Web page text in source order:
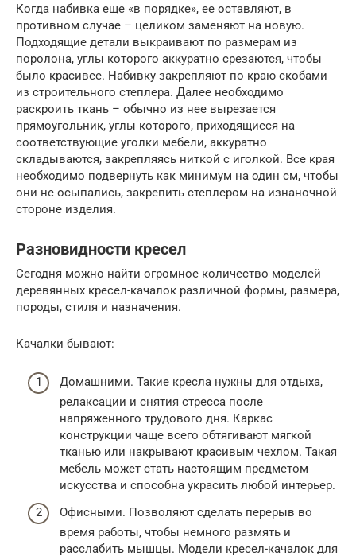
Когда набивка еще «в порядке», ее оставляют, в
противном случае – целиком заменяют на новую.
Подходящие детали выкраивают по размерам из
поролона, углы которого аккуратно срезаются, чтобы
было красивее. Набивку закрепляют по краю скобами
из строительного степлера. Далее необходимо
раскроить ткань – обычно из нее вырезается
прямоугольник, углы которого, приходящиеся на
соответствующие уголки мебели, аккуратно
складываются, закрепляясь ниткой с иголкой. Все края
необходимо подвернуть как минимум на один см, чтобы
они не осыпались, закрепить степлером на изнаночной
стороне изделия.
Разновидности кресел
Сегодня можно найти огромное количество моделей
деревянных кресел-качалок различной формы, размера,
породы, стиля и назначения.
Качалки бывают:
Домашними. Такие кресла нужны для отдыха,
релаксации и снятия стресса после
напряженного трудового дня. Каркас
конструкции чаще всего обтягивают мягкой
тканью или накрывают красивым чехлом. Такая
мебель может стать настоящим предметом
искусства и способна украсить любой интерьер.
Офисными. Позволяют сделать перерыв во
время работы, чтобы немного размять и
расслабить мышцы. Модели кресел-качалок для